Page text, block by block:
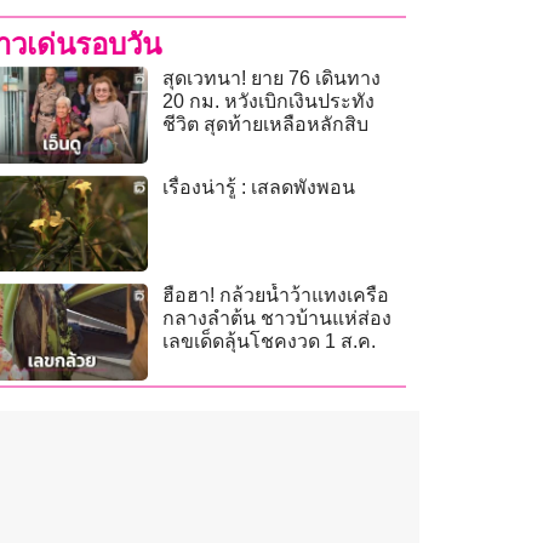
วเด่นรอบวัน
สุดเวทนา! ยาย 76 เดินทาง
20 กม. หวังเบิกเงินประทัง
ชีวิต สุดท้ายเหลือหลักสิบ
เรื่องน่ารู้ : เสลดพังพอน
ฮือฮา! กล้วยน้ำว้าแทงเครือ
กลางลำต้น ชาวบ้านแห่ส่อง
เลขเด็ดลุ้นโชคงวด 1 ส.ค.